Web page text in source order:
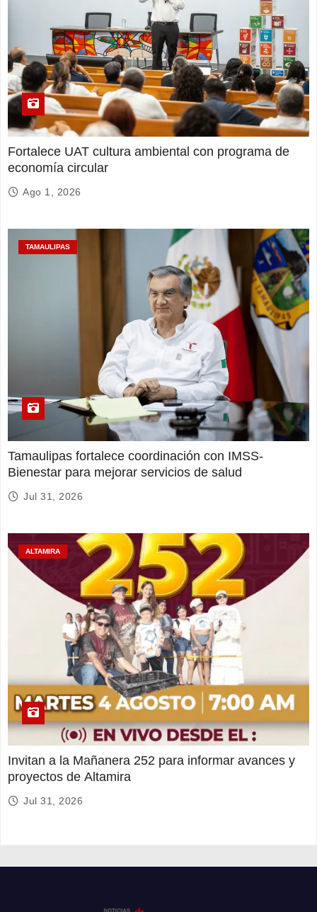
Fortalece UAT cultura ambiental con programa de
economía circular
Ago 1, 2026
TAMAULIPAS
Tamaulipas fortalece coordinación con IMSS-
Bienestar para mejorar servicios de salud
Jul 31, 2026
ALTAMIRA
Invitan a la Mañanera 252 para informar avances y
proyectos de Altamira
Jul 31, 2026